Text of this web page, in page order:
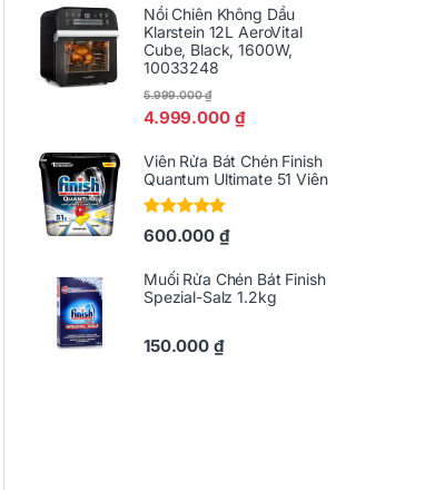
Nồi Chiên Không Dầu
Klarstein 12L AeroVital
Cube, Black, 1600W,
10033248
4.999.000 ₫
5.999.000₫
Viên Rửa Bát Chén Finish
Quantum Ultimate 51 Viên
Được xếp
hạng5.005
600.000 ₫
Muối Rửa Chén Bát Finish
Spezial-Salz 1.2kg
150.000 ₫